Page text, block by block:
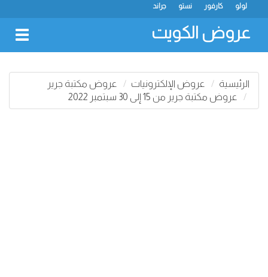
جراند نستو كارفور لولو
عروض الكويت
الرئيسية عروض الإلكترونيات
عروض مكتبة جرير
عروض مكتبة جرير من 15 إلى 30 سبتمبر 2022